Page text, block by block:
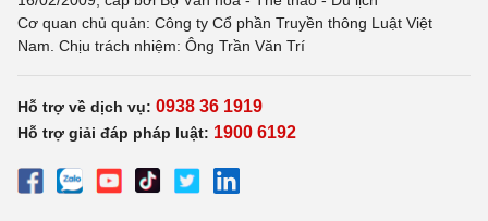
Cơ quan chủ quản: Công ty Cổ phần Truyền thông Luật Việt
Nam. Chịu trách nhiệm: Ông Trần Văn Trí
Hỗ trợ về dịch vụ: 0938 36 1919
Hỗ trợ giải đáp pháp luật: 1900 6192